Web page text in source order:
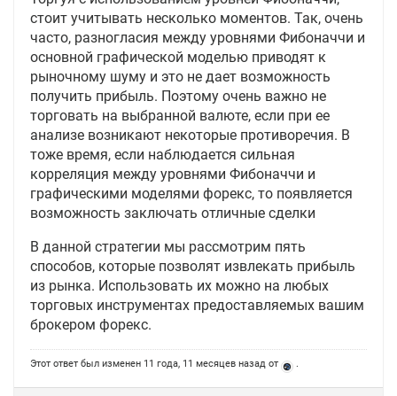
стоит учитывать несколько моментов. Так, очень
часто, разногласия между уровнями Фибоначчи и
основной графической моделью приводят к
рыночному шуму и это не дает возможность
получить прибыль. Поэтому очень важно не
торговать на выбранной валюте, если при ее
анализе возникают некоторые противоречия. В
тоже время, если наблюдается сильная
корреляция между уровнями Фибоначчи и
графическими моделями форекс, то появляется
возможность заключать отличные сделки
В данной стратегии мы рассмотрим пять
способов, которые позволят извлекать прибыль
из рынка. Использовать их можно на любых
торговых инструментах предоставляемых вашим
брокером форекс.
Этот ответ был изменен 11 года, 11 месяцев назад от .